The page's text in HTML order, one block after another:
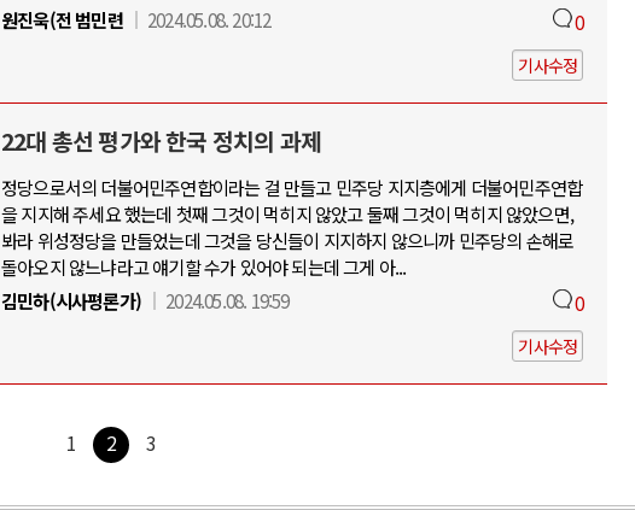
원진욱(전 범민련
2024.05.08. 20:12 0
기사수정
22대 총선 평가와 한국 정치의 과제
정당으로서의 더불어민주연합이라는 걸 만들고 민주당 지지층에게 더불어민주연합
을 지지해 주세요 했는데 첫째 그것이 먹히지 않았고 둘째 그것이 먹히지 않았으면,
봐라 위성정당을 만들었는데 그것을 당신들이 지지하지 않으니까 민주당의 손해로
돌아오지 않느냐라고 얘기할 수가 있어야 되는데 그게 아...
김민하(시사평론가)
2024.05.08. 19:59 0
기사수정
1 2 3